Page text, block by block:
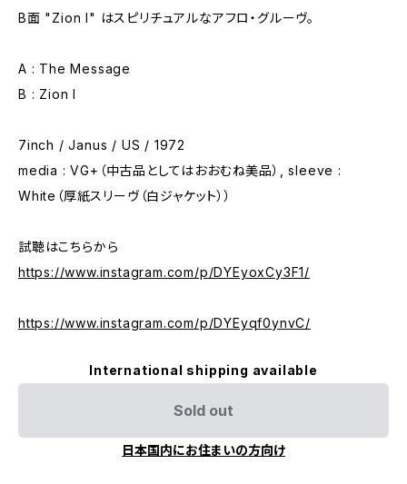
B面 "Zion I" はスピリチュアルなアフロ・グルーヴ。
A : The Message
B : Zion I
7inch / Janus / US / 1972
media : VG+（中古品としてはおおむね美品）, sleeve :
White（厚紙スリーヴ（白ジャケット））
試聴はこちらから
https://www.instagram.com/p/DYEyoxCy3F1/
https://www.instagram.com/p/DYEyqf0ynvC/
International shipping available
Sold out
日本国内にお住まいの方向け